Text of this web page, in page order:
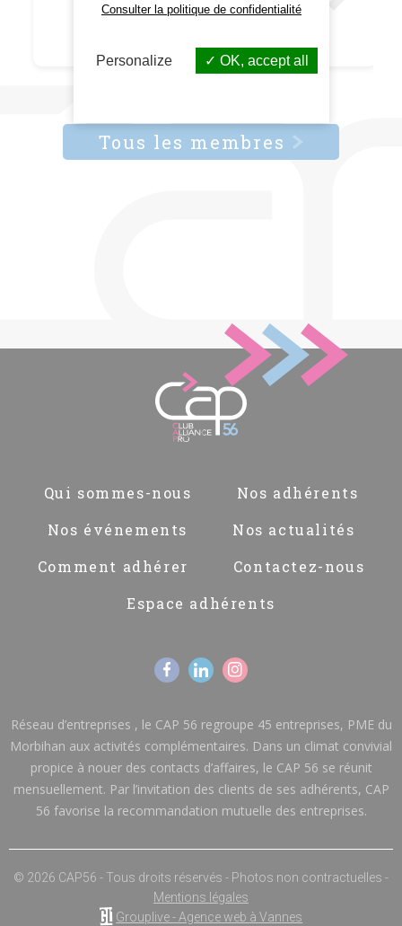
DE
,VENTES
Tous les membres
Qui sommes-nous
Nos adhérents
Nos événements
Nos actualités
Comment adhérer
Contactez-nous
Espace adhérents
Réseau d’entreprises , le CAP 56 regroupe 45 entreprises, PME du
Morbihan aux activités complémentaires. Dans un climat convivial
propice à nouer des contacts d’affaires, le CAP 56 se réunit
mensuellement. Par l’invitation des clients de ses adhérents, CAP
56 favorise la recommandation mutuelle des entreprises.
© 2026 CAP56 - Tous droits réservés - Photos non contractuelles -
Mentions légales
Grouplive - Agence web à Vannes
Consulter la politique de confidentialité
Personalize OK, accept all